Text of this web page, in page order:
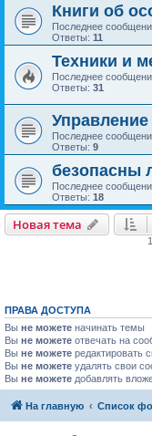
Книги об
Последнее
Ответы: 11
Техники и
Последнее
Ответы: 31
Последнее
Ответы: 9
безопасны
Последнее
Ответы: 18
Новая тема
ПРАВА ДОСТУПА
Вы не можете начинать темы
Вы не можете отвечать на
Вы не можете редактировать
Вы не можете удалять свои
Вы не можете добавлять
На главную Список